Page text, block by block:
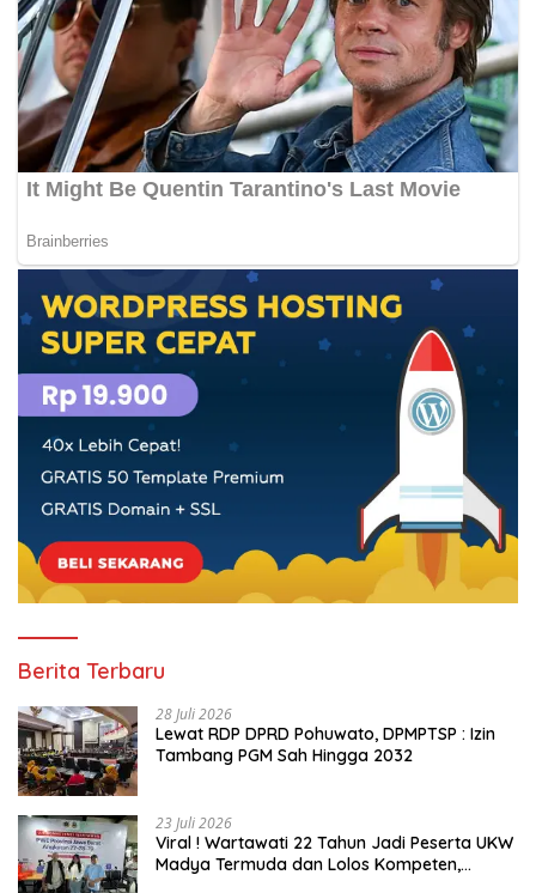
Berita Terbaru
28 Juli 2026
Lewat RDP DPRD Pohuwato, DPMPTSP : Izin
Tambang PGM Sah Hingga 2032
23 Juli 2026
Viral ! Wartawati 22 Tahun Jadi Peserta UKW
Madya Termuda dan Lolos Kompeten,